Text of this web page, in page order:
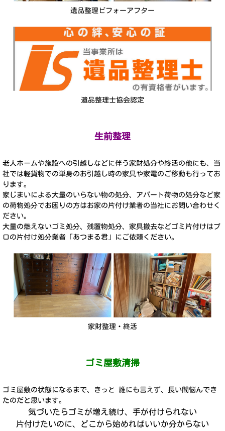
遺品整理ビフォーアフター
遺品整理士協会認定
生前整理
老人ホームや施設への引越しなどに伴う家財処分や終活の他にも、当
社では軽貨物での単身のお引越し時の家具や家電のご移動も行ってお
ります。
家じまいによる大量のいらない物の処分、アパート荷物の処分など家
の荷物処分でお困りの方はお家の片付け業者の当社にお問い合わせく
ださい。
大量の燃えないゴミ処分、残置物処分、家具撤去などゴミ片付けはプ
ロの片付け処分業者「あつまる君」にご依頼ください。
家財整理・終活
ゴミ屋敷清掃
ゴミ屋敷の状態になるまで、きっと 誰にも言えず、長い間悩んでき
たのだと思います。
気づいたらゴミが増え続け、手が付けられない
片付けたいのに、どこから始めればいいか分からない